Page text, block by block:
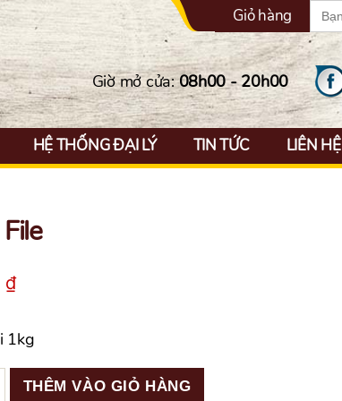
Giỏ hàng
Giờ mở cửa:08h00 - 20h00
HỆ THỐNG ĐẠI LÝ TIN TỨC LIÊN HỆ
₫
1kg
THÊM VÀO GIỎ HÀNG